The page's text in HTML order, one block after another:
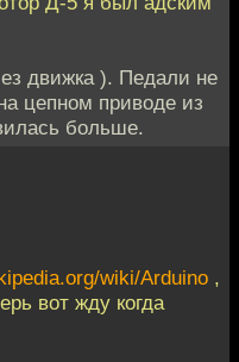
движка ). Педали не
цепном приводе из
больше.
wiki/Arduino ,
вот жду когда